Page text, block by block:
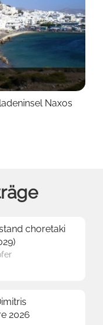
Naxos
choretaki
2026